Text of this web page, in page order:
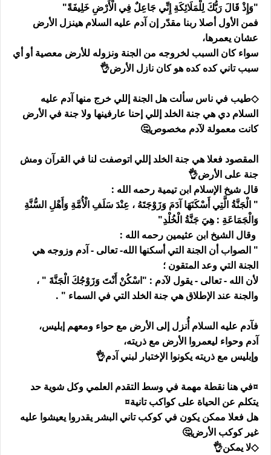
"وَإِذْ قَالَ رَبُّكَ لِلْمَلَائِكَةِ إِنِّي جَاعِلٌ فِي الْأَرْضِ خَلِيفَةً"
فمن الأول أصلا ربنا مقدّر إن آدم عليه السلام هينزل الأرض
عشان يعمرها،
سواء كان السبب لخروجه من الجنة ونزوله للأرض معصية أو أي
سبب تاني كده كده هو كان نازل الأرض👌
◇طيب في ناس سألت هل الجنة إللي خرج منها آدم عليه
السلام دي هي جنة الخلد إللي إحنا عارفينها ولا جنة في الأرض
كانت معمولة لآدم مخصوص🤔
المقصود فعلا هي جنة الخلد إللي اتوصفت لنا في القرآن ومش
جنة على الأرض👌
قال شيخ الإسلام ابن تيمية رحمه الله :
" الْجَنَّةُ الَّتِي أَسْكَنَهَا آدَمَ وَزَوْجَتَهُ ، عِنْدَ سَلَفِ الْأُمَّةِ وَأَهْلِ السُّنَّةِ
وَالْجَمَاعَةِ : هِيَ جَنَّةُ الْخُلْدِ"
وقال الشيخ ابن عثيمين رحمه الله :
" الصواب أن الجنة التي أسكنها الله- تعالى - آدم وزوجه هي
الجنة التي وعد المتقون ؛
لأن الله - تعالى - يقول لآدم : "اسْكُنْ أَنْتَ وَزَوْجُكَ الْجَنَّةَ " ،
والجنة عند الإطلاق هي جنة الخلد التي في السماء " .
فآدم عليه السلام أُنزل إلى الأرض مع حواء ومعهم إبليس،
آدم وحواء ليعمروا الأرض مع ذريته،
وإبليس مع ذريته يكونوا الإختبار لبني آدم👌
¤في هنا نقطة مهمة في وسط التقدم العلمي وكل شوية حد
يتكلم عن الحياة على كواكب تانية¤
هل فعلا ممكن يكون في كوكب تاني البشر يقدروا يعيشوا عليه
غير كوكب الأرض🤔
◇لا يمكن👌